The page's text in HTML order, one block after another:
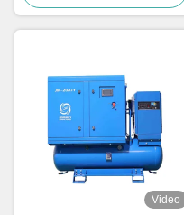
Video